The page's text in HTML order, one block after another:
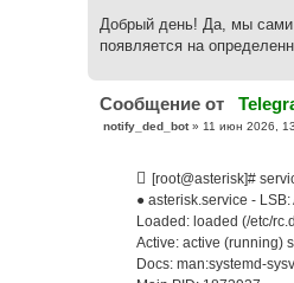
Добрый день! Да, мы сами
появляется на
Cообщение от
Сnotify_ded_bot» 11 июн 2026,
[root@asterisk]#
● asterisk.service - LSB:
Loaded: loaded (/etc/
Active: active (running)
Docs: man:systemd-